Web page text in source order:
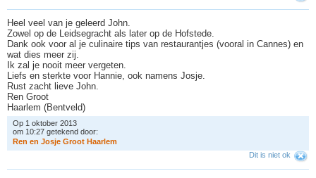
Heel veel van je geleerd John.
Zowel op de Leidsegracht als later op de Hofstede.
Dank ook voor al je culinaire tips van restaurantjes (vooral in Cannes) en
wat dies meer zij.
Ik zal je nooit meer vergeten.
Liefs en sterkte voor Hannie, ook namens Josje.
Rust zacht lieve John.
Ren Groot
Haarlem (Bentveld)
Op 1 oktober 2013
om 10:27 getekend door:
Ren en Josje Groot Haarlem
Dit is niet ok